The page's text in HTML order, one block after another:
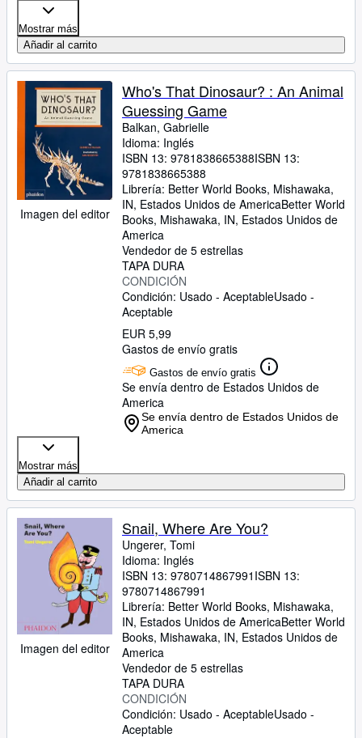
Mostrar más
Añadir al carrito
Imagen del editor
Who's That Dinosaur? : An Animal
Guessing Game
Balkan, Gabrielle
Idioma: Inglés
ISBN 13: 9781838665388ISBN 13:
9781838665388
Librería: Better World Books, Mishawaka,
IN, Estados Unidos de AmericaBetter World
Books, Mishawaka, IN, Estados Unidos de
America
Vendedor de 5 estrellas
TAPA DURA
CONDICIÓN
Condición: Usado - AceptableUsado -
Aceptable
EUR 5,99
Gastos de envío gratis
Gastos de envío gratis
Se envía dentro de Estados Unidos de
America
Se envía dentro de Estados Unidos de
America
Mostrar más
Añadir al carrito
Imagen del editor
Snail, Where Are You?
Ungerer, Tomi
Idioma: Inglés
ISBN 13: 9780714867991 ISBN 13:
9780714867991
Librería: Better World Books, Mishawaka,
IN, Estados Unidos de AmericaBetter World
Books, Mishawaka, IN, Estados Unidos de
America
Vendedor de 5 estrellas
TAPA DURA
CONDICIÓN
Condición: Usado - AceptableUsado -
Aceptable